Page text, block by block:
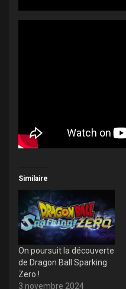
Similaire
On poursuit la découverte
de Dragon Ball Sparking
Zero !
3 novembre 2024